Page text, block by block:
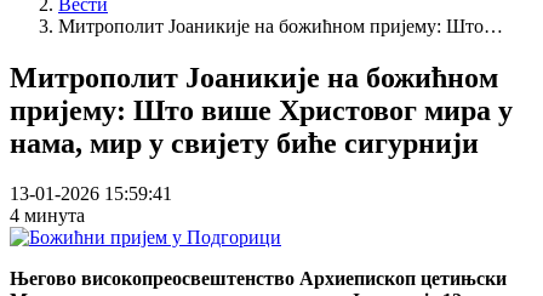
Митрополит Јоаникије на божићном пријему: Што…
Митрополит Јоаникије на божићном
пријему: Што више Христовог мира у
нама, мир у свијету биће сигурнији
13-01-2026 15:59:41
4 минута
Његово високопреосвештенство Архиепископ цетињски